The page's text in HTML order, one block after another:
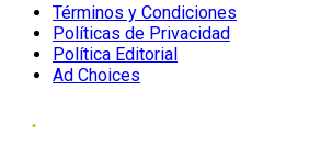
Términos y Condiciones
Políticas de Privacidad
Política Editorial
Ad Choices